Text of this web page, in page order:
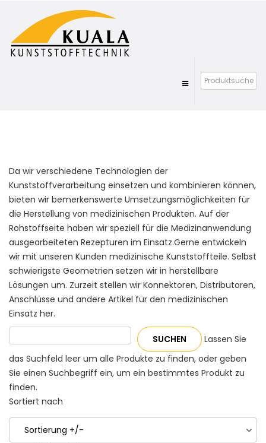
Da wir verschiedene Technologien der
Kunststoffverarbeitung einsetzen und kombinieren können,
bieten wir bemerkenswerte Umsetzungsmöglichkeiten für
die Herstellung von medizinischen Produkten. Auf der
Rohstoffseite haben wir speziell für die Medizinanwendung
ausgearbeiteten Rezepturen im Einsatz.Gerne entwickeln
wir mit unseren Kunden medizinische Kunststoffteile. Selbst
schwierigste Geometrien setzen wir in herstellbare
Lösungen um. Zurzeit stellen wir Konnektoren, Distributoren,
Anschlüsse und andere Artikel für den medizinischen
Einsatz her.
Lassen Sie
das Suchfeld leer um alle Produkte zu finden, oder geben
Sie einen Suchbegriff ein, um ein bestimmtes Produkt zu
finden.
Sortiert nach
Sortierung +/-